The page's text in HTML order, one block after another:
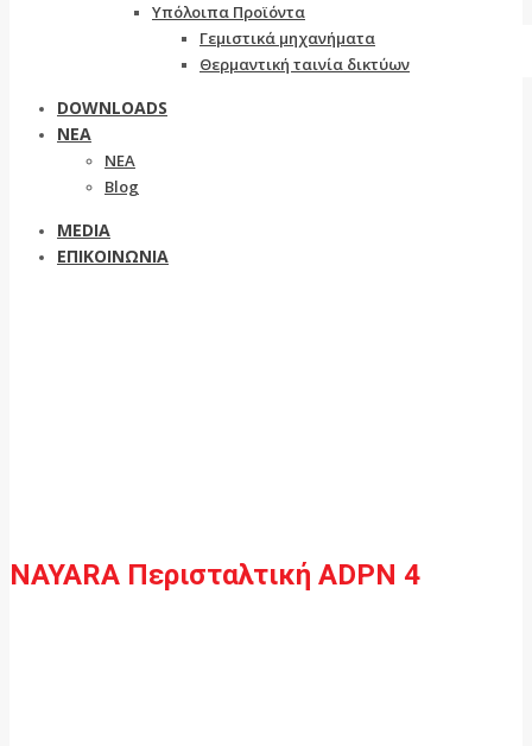
Υπόλοιπα Προϊόντα
Γεμιστικά μηχανήματα
Θερμαντική ταινία δικτύων
DOWNLOADS
ΝΕΑ
ΝΕΑ
Blog
MEDIA
ΕΠΙΚΟΙΝΩΝΙΑ
NAYARA Περισταλτική ADPN 4